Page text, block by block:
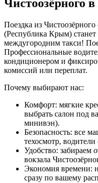
Чистоозёрного
Поездка из Чистоозёрного
(Республика Крым)
междугородним такси!
Профессиональные
кондиционером и
комиссий или переплат.
Почему выбирают нас:
Комфорт: мягкие
выбрать салон под
минивэн).
Безопасность: все
техосмотр,
Удобство: забираем
вокзала
Экономия времени:
сразу по вашему